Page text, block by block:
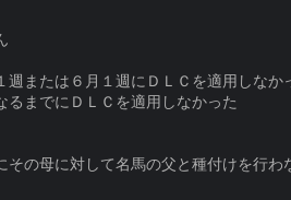
または６月１週にＤＬＣを適用しなか
までにＤＬＣを適用しなかった
の母に対して名馬の父と種付けを行わ